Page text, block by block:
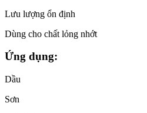
Lưu lượng ổn định
Dùng cho chất lỏng nhớt
Ứng dụng:
Dầu
Sơn